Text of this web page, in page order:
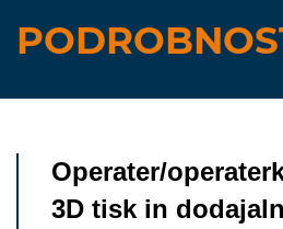
Operater/
3D tisk in